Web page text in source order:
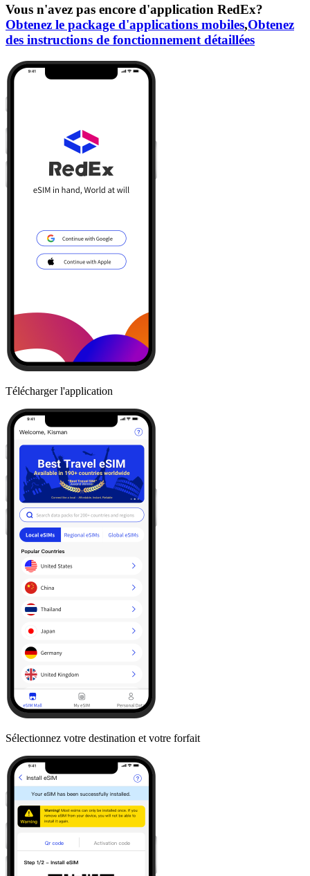
Vous n'avez pas encore d'application RedEx?
Obtenez le package d'applications mobiles,Obtenez
des instructions de fonctionnement détaillées
Télécharger l'application
Sélectionnez votre destination et votre forfait